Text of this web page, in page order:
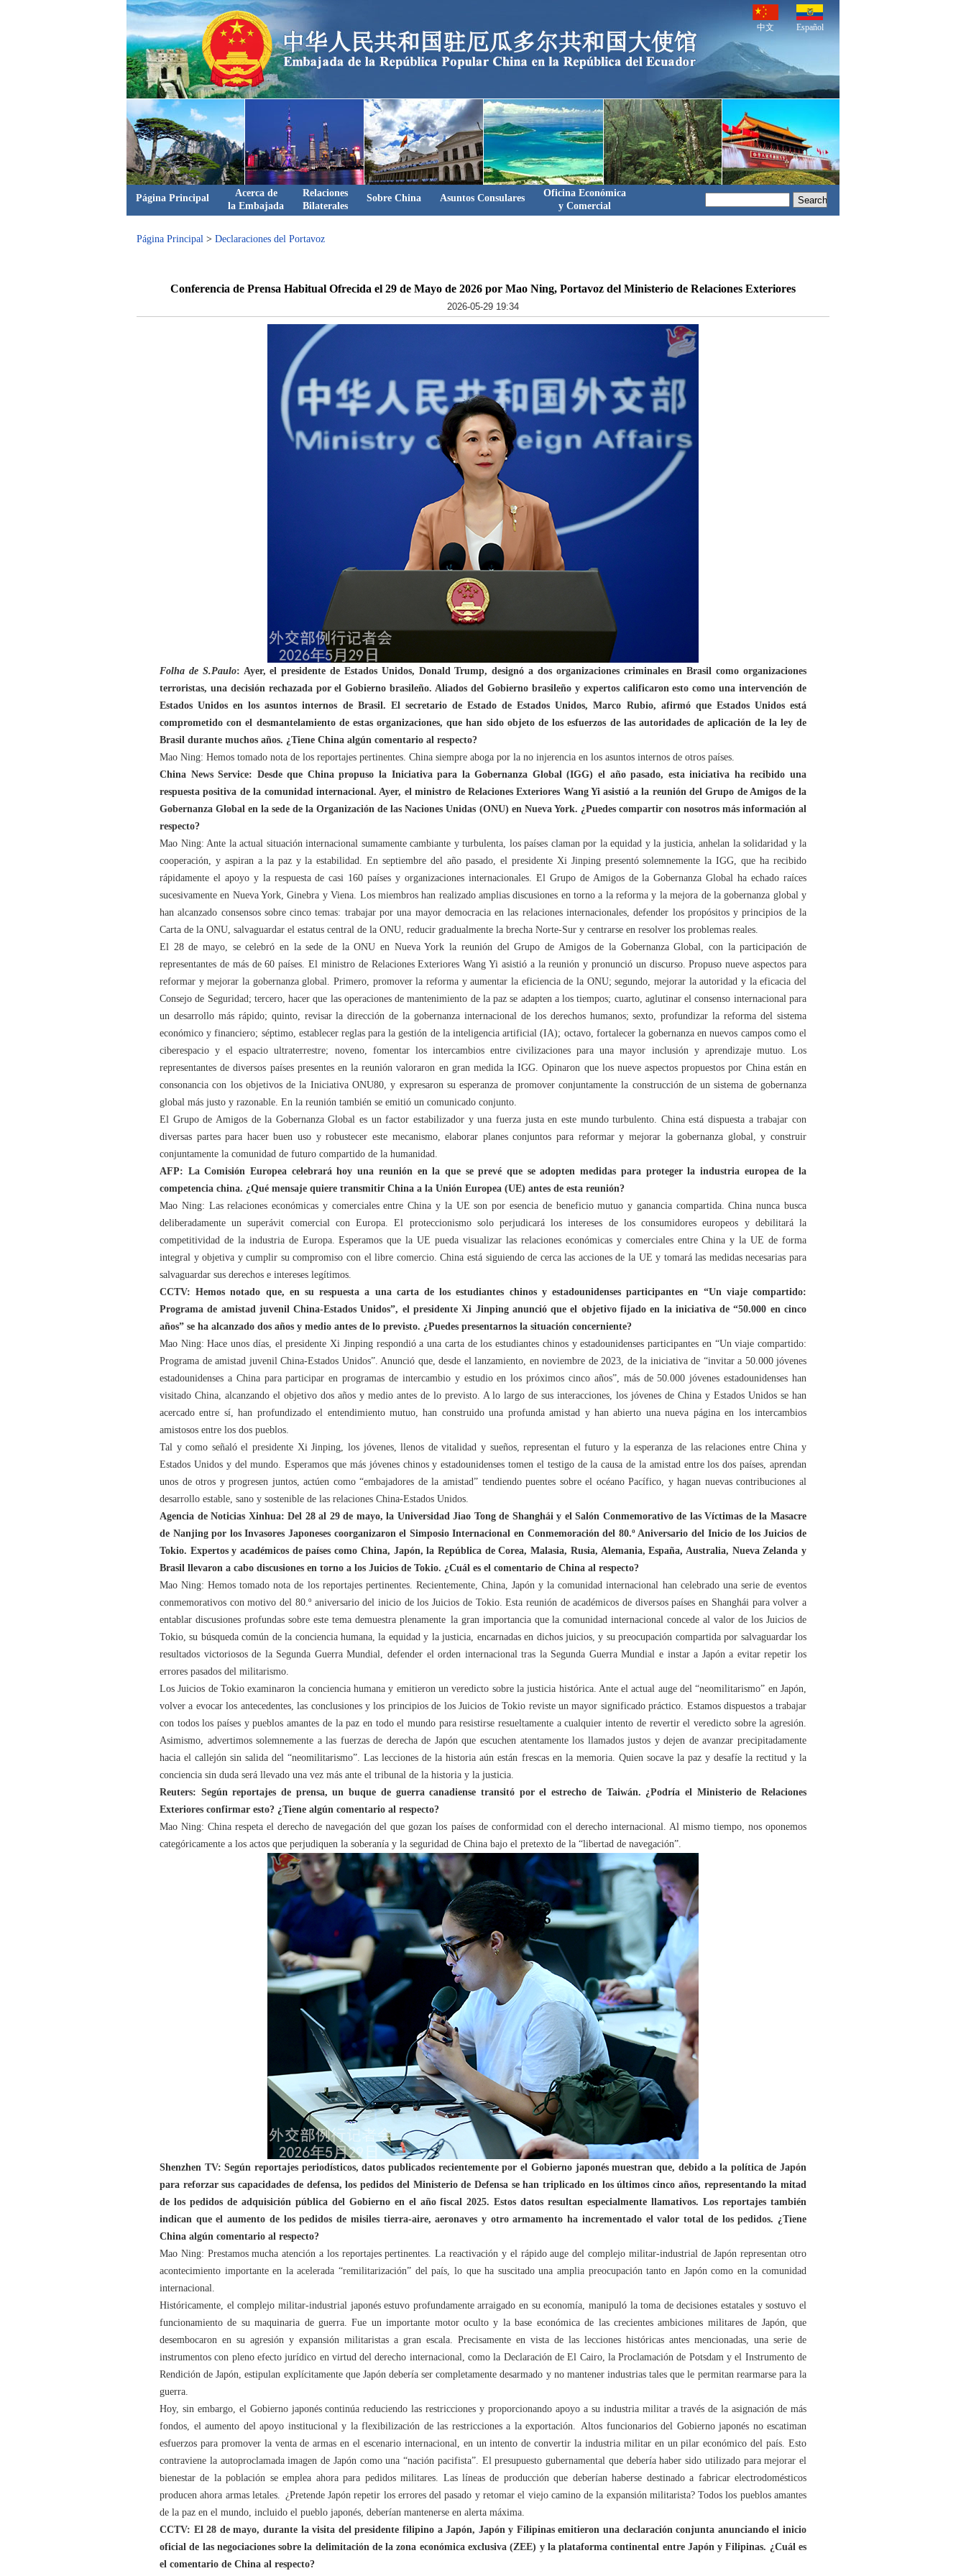
中文 Español
Página Principal
Acerca de
la Embajada
Relaciones
Bilaterales
Sobre China Asuntos Consulares
Oficina Económica
y Comercial
Página Principal > Declaraciones del Portavoz
Conferencia de Prensa Habitual Ofrecida el 29 de Mayo de 2026 por Mao Ning, Portavoz del Ministerio de Relaciones Exteriores
2026-05-29 19:34
Folha de S.Paulo: Ayer, el presidente de Estados Unidos, Donald Trump, designó a dos organizaciones criminales en Brasil como organizaciones
terroristas, una decisión rechazada por el Gobierno brasileño. Aliados del Gobierno brasileño y expertos calificaron esto como una intervención de
Estados Unidos en los asuntos internos de Brasil. El secretario de Estado de Estados Unidos, Marco Rubio, afirmó que Estados Unidos está
comprometido con el desmantelamiento de estas organizaciones, que han sido objeto de los esfuerzos de las autoridades de aplicación de la ley de
Brasil durante muchos años. ¿Tiene China algún comentario al respecto?
Mao Ning: Hemos tomado nota de los reportajes pertinentes. China siempre aboga por la no injerencia en los asuntos internos de otros países.
China News Service: Desde que China propuso la Iniciativa para la Gobernanza Global (IGG) el año pasado, esta iniciativa ha recibido una
respuesta positiva de la comunidad internacional. Ayer, el ministro de Relaciones Exteriores Wang Yi asistió a la reunión del Grupo de Amigos de la
Gobernanza Global en la sede de la Organización de las Naciones Unidas (ONU) en Nueva York. ¿Puedes compartir con nosotros más información al
respecto?
Mao Ning: Ante la actual situación internacional sumamente cambiante y turbulenta, los países claman por la equidad y la justicia, anhelan la solidaridad y la
cooperación, y aspiran a la paz y la estabilidad. En septiembre del año pasado, el presidente Xi Jinping presentó solemnemente la IGG, que ha recibido
rápidamente el apoyo y la respuesta de casi 160 países y organizaciones internacionales. El Grupo de Amigos de la Gobernanza Global ha echado raíces
sucesivamente en Nueva York, Ginebra y Viena. Los miembros han realizado amplias discusiones en torno a la reforma y la mejora de la gobernanza global y
han alcanzado consensos sobre cinco temas: trabajar por una mayor democracia en las relaciones internacionales, defender los propósitos y principios de la
Carta de la ONU, salvaguardar el estatus central de la ONU, reducir gradualmente la brecha Norte-Sur y centrarse en resolver los problemas reales.
El 28 de mayo, se celebró en la sede de la ONU en Nueva York la reunión del Grupo de Amigos de la Gobernanza Global, con la participación de
representantes de más de 60 países. El ministro de Relaciones Exteriores Wang Yi asistió a la reunión y pronunció un discurso. Propuso nueve aspectos para
reformar y mejorar la gobernanza global. Primero, promover la reforma y aumentar la eficiencia de la ONU; segundo, mejorar la autoridad y la eficacia del
Consejo de Seguridad; tercero, hacer que las operaciones de mantenimiento de la paz se adapten a los tiempos; cuarto, aglutinar el consenso internacional para
un desarrollo más rápido; quinto, revisar la dirección de la gobernanza internacional de los derechos humanos; sexto, profundizar la reforma del sistema
económico y financiero; séptimo, establecer reglas para la gestión de la inteligencia artificial (IA); octavo, fortalecer la gobernanza en nuevos campos como el
ciberespacio y el espacio ultraterrestre; noveno, fomentar los intercambios entre civilizaciones para una mayor inclusión y aprendizaje mutuo. Los
representantes de diversos países presentes en la reunión valoraron en gran medida la IGG. Opinaron que los nueve aspectos propuestos por China están en
consonancia con los objetivos de la Iniciativa ONU80, y expresaron su esperanza de promover conjuntamente la construcción de un sistema de gobernanza
global más justo y razonable. En la reunión también se emitió un comunicado conjunto.
El Grupo de Amigos de la Gobernanza Global es un factor estabilizador y una fuerza justa en este mundo turbulento. China está dispuesta a trabajar con
diversas partes para hacer buen uso y robustecer este mecanismo, elaborar planes conjuntos para reformar y mejorar la gobernanza global, y construir
conjuntamente la comunidad de futuro compartido de la humanidad.
AFP: La Comisión Europea celebrará hoy una reunión en la que se prevé que se adopten medidas para proteger la industria europea de la
competencia china. ¿Qué mensaje quiere transmitir China a la Unión Europea (UE) antes de esta reunión?
Mao Ning: Las relaciones económicas y comerciales entre China y la UE son por esencia de beneficio mutuo y ganancia compartida. China nunca busca
deliberadamente un superávit comercial con Europa. El proteccionismo solo perjudicará los intereses de los consumidores europeos y debilitará la
competitividad de la industria de Europa. Esperamos que la UE pueda visualizar las relaciones económicas y comerciales entre China y la UE de forma
integral y objetiva y cumplir su compromiso con el libre comercio. China está siguiendo de cerca las acciones de la UE y tomará las medidas necesarias para
salvaguardar sus derechos e intereses legítimos.
CCTV: Hemos notado que, en su respuesta a una carta de los estudiantes chinos y estadounidenses participantes en “Un viaje compartido:
Programa de amistad juvenil China-Estados Unidos”, el presidente Xi Jinping anunció que el objetivo fijado en la iniciativa de “50.000 en cinco
años” se ha alcanzado dos años y medio antes de lo previsto. ¿Puedes presentarnos la situación concerniente?
Mao Ning: Hace unos días, el presidente Xi Jinping respondió a una carta de los estudiantes chinos y estadounidenses participantes en “Un viaje compartido:
Programa de amistad juvenil China-Estados Unidos”. Anunció que, desde el lanzamiento, en noviembre de 2023, de la iniciativa de “invitar a 50.000 jóvenes
estadounidenses a China para participar en programas de intercambio y estudio en los próximos cinco años”, más de 50.000 jóvenes estadounidenses han
visitado China, alcanzando el objetivo dos años y medio antes de lo previsto. A lo largo de sus interacciones, los jóvenes de China y Estados Unidos se han
acercado entre sí, han profundizado el entendimiento mutuo, han construido una profunda amistad y han abierto una nueva página en los intercambios
amistosos entre los dos pueblos.
Tal y como señaló el presidente Xi Jinping, los jóvenes, llenos de vitalidad y sueños, representan el futuro y la esperanza de las relaciones entre China y
Estados Unidos y del mundo. Esperamos que más jóvenes chinos y estadounidenses tomen el testigo de la causa de la amistad entre los dos países, aprendan
unos de otros y progresen juntos, actúen como “embajadores de la amistad” tendiendo puentes sobre el océano Pacífico, y hagan nuevas contribuciones al
desarrollo estable, sano y sostenible de las relaciones China-Estados Unidos.
Agencia de Noticias Xinhua: Del 28 al 29 de mayo, la Universidad Jiao Tong de Shanghái y el Salón Conmemorativo de las Víctimas de la Masacre
de Nanjing por los Invasores Japoneses coorganizaron el Simposio Internacional en Conmemoración del 80.º Aniversario del Inicio de los Juicios de
Tokio. Expertos y académicos de países como China, Japón, la República de Corea, Malasia, Rusia, Alemania, España, Australia, Nueva Zelanda y
Brasil llevaron a cabo discusiones en torno a los Juicios de Tokio. ¿Cuál es el comentario de China al respecto?
Mao Ning: Hemos tomado nota de los reportajes pertinentes. Recientemente, China, Japón y la comunidad internacional han celebrado una serie de eventos
conmemorativos con motivo del 80.º aniversario del inicio de los Juicios de Tokio. Esta reunión de académicos de diversos países en Shanghái para volver a
entablar discusiones profundas sobre este tema demuestra plenamente la gran importancia que la comunidad internacional concede al valor de los Juicios de
Tokio, su búsqueda común de la conciencia humana, la equidad y la justicia, encarnadas en dichos juicios, y su preocupación compartida por salvaguardar los
resultados victoriosos de la Segunda Guerra Mundial, defender el orden internacional tras la Segunda Guerra Mundial e instar a Japón a evitar repetir los
errores pasados del militarismo.
Los Juicios de Tokio examinaron la conciencia humana y emitieron un veredicto sobre la justicia histórica. Ante el actual auge del “neomilitarismo” en Japón,
volver a evocar los antecedentes, las conclusiones y los principios de los Juicios de Tokio reviste un mayor significado práctico. Estamos dispuestos a trabajar
con todos los países y pueblos amantes de la paz en todo el mundo para resistirse resueltamente a cualquier intento de revertir el veredicto sobre la agresión.
Asimismo, advertimos solemnemente a las fuerzas de derecha de Japón que escuchen atentamente los llamados justos y dejen de avanzar precipitadamente
hacia el callejón sin salida del “neomilitarismo”. Las lecciones de la historia aún están frescas en la memoria. Quien socave la paz y desafíe la rectitud y la
conciencia sin duda será llevado una vez más ante el tribunal de la historia y la justicia.
Reuters: Según reportajes de prensa, un buque de guerra canadiense transitó por el estrecho de Taiwán. ¿Podría el Ministerio de Relaciones
Exteriores confirmar esto? ¿Tiene algún comentario al respecto?
Mao Ning: China respeta el derecho de navegación del que gozan los países de conformidad con el derecho internacional. Al mismo tiempo, nos oponemos
categóricamente a los actos que perjudiquen la soberanía y la seguridad de China bajo el pretexto de la “libertad de navegación”.
Shenzhen TV: Según reportajes periodísticos, datos publicados recientemente por el Gobierno japonés muestran que, debido a la política de Japón
para reforzar sus capacidades de defensa, los pedidos del Ministerio de Defensa se han triplicado en los últimos cinco años, representando la mitad
de los pedidos de adquisición pública del Gobierno en el año fiscal 2025. Estos datos resultan especialmente llamativos. Los reportajes también
indican que el aumento de los pedidos de misiles tierra-aire, aeronaves y otro armamento ha incrementado el valor total de los pedidos. ¿Tiene
China algún comentario al respecto?
Mao Ning: Prestamos mucha atención a los reportajes pertinentes. La reactivación y el rápido auge del complejo militar-industrial de Japón representan otro
acontecimiento importante en la acelerada “remilitarización” del país, lo que ha suscitado una amplia preocupación tanto en Japón como en la comunidad
internacional.
Históricamente, el complejo militar-industrial japonés estuvo profundamente arraigado en su economía, manipuló la toma de decisiones estatales y sostuvo el
funcionamiento de su maquinaria de guerra. Fue un importante motor oculto y la base económica de las crecientes ambiciones militares de Japón, que
desembocaron en su agresión y expansión militaristas a gran escala. Precisamente en vista de las lecciones históricas antes mencionadas, una serie de
instrumentos con pleno efecto jurídico en virtud del derecho internacional, como la Declaración de El Cairo, la Proclamación de Potsdam y el Instrumento de
Rendición de Japón, estipulan explícitamente que Japón debería ser completamente desarmado y no mantener industrias tales que le permitan rearmarse para la
guerra.
Hoy, sin embargo, el Gobierno japonés continúa reduciendo las restricciones y proporcionando apoyo a su industria militar a través de la asignación de más
fondos, el aumento del apoyo institucional y la flexibilización de las restricciones a la exportación. Altos funcionarios del Gobierno japonés no escatiman
esfuerzos para promover la venta de armas en el escenario internacional, en un intento de convertir la industria militar en un pilar económico del país. Esto
contraviene la autoproclamada imagen de Japón como una “nación pacifista”. El presupuesto gubernamental que debería haber sido utilizado para mejorar el
bienestar de la población se emplea ahora para pedidos militares. Las líneas de producción que deberían haberse destinado a fabricar electrodomésticos
producen ahora armas letales. ¿Pretende Japón repetir los errores del pasado y retomar el viejo camino de la expansión militarista? Todos los pueblos amantes
de la paz en el mundo, incluido el pueblo japonés, deberían mantenerse en alerta máxima.
CCTV: El 28 de mayo, durante la visita del presidente filipino a Japón, Japón y Filipinas emitieron una declaración conjunta anunciando el inicio
oficial de las negociaciones sobre la delimitación de la zona económica exclusiva (ZEE) y la plataforma continental entre Japón y Filipinas. ¿Cuál es
el comentario de China al respecto?